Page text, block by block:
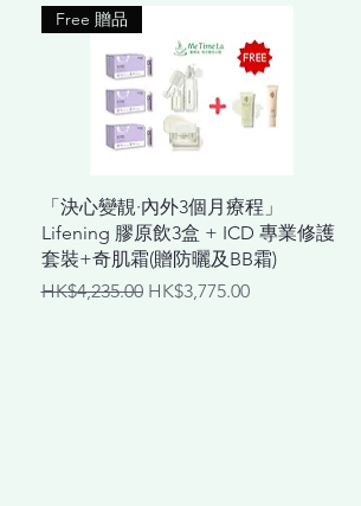
快速瀏覽
Free 贈品
「決心變靚·內外3個月療程」
Lifening 膠原飲3盒 + ICD 專業修護
套裝+奇肌霜(贈防曬及BB霜)
一般價格
HK$4,235.00 促銷價格
HK$3,775.00